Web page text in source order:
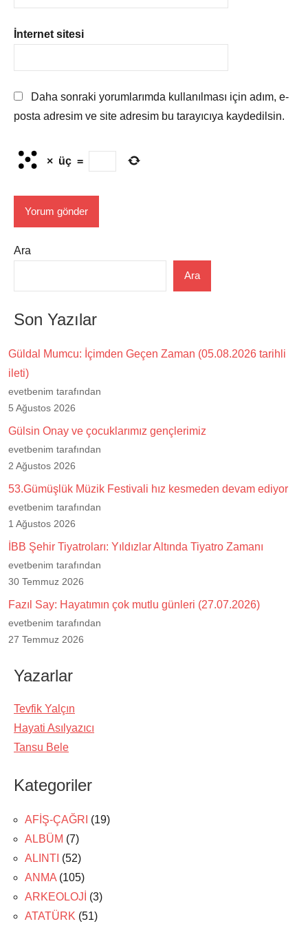
İnternet sitesi
Daha sonraki yorumlarımda kullanılması için adım, e-
posta adresim ve site adresim bu tarayıcıya kaydedilsin.
× üç =
Ara
Ara
Son Yazılar
Güldal Mumcu: İçimden Geçen Zaman (05.08.2026 tarihli
ileti)
evetbenim tarafından
5 Ağustos 2026
Gülsin Onay ve çocuklarımız gençlerimiz
evetbenim tarafından
2 Ağustos 2026
53.Gümüşlük Müzik Festivali hız kesmeden devam ediyor
evetbenim tarafından
1 Ağustos 2026
İBB Şehir Tiyatroları: Yıldızlar Altında Tiyatro Zamanı
evetbenim tarafından
30 Temmuz 2026
Fazıl Say: Hayatımın çok mutlu günleri (27.07.2026)
evetbenim tarafından
27 Temmuz 2026
Yazarlar
Tevfik Yalçın
Hayati Asılyazıcı
Tansu Bele
Kategoriler
AFİŞ-ÇAĞRI (19)
ALBÜM (7)
ALINTI (52)
ANMA (105)
ARKEOLOJİ (3)
ATATÜRK (51)